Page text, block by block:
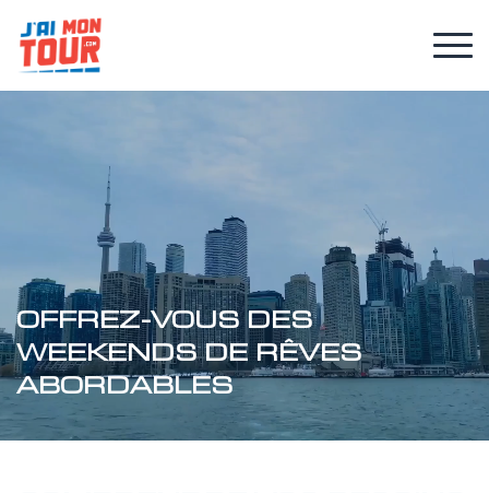
OFFREZ-VOUS DES
WEEKENDS DE RÊVES
ABORDABLES